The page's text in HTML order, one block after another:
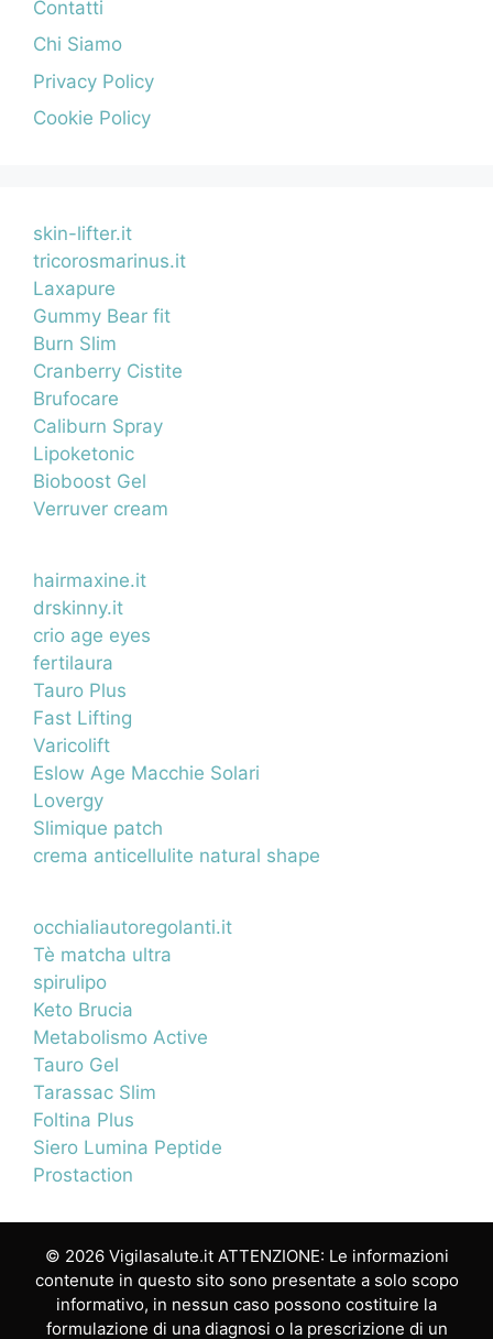
Contatti
Chi Siamo
Privacy Policy
Cookie Policy
skin-lifter.it
tricorosmarinus.it
Laxapure
Gummy Bear fit
Burn Slim
Cranberry Cistite
Brufocare
Caliburn Spray
Lipoketonic
Bioboost Gel
Verruver cream
hairmaxine.it
drskinny.it
crio age eyes
fertilaura
Tauro Plus
Fast Lifting
Varicolift
Eslow Age Macchie Solari
Lovergy
Slimique patch
crema anticellulite natural shape
occhialiautoregolanti.it
Tè matcha ultra
spirulipo
Keto Brucia
Metabolismo Active
Tauro Gel
Tarassac Slim
Foltina Plus
Siero Lumina Peptide
Prostaction
© 2026 Vigilasalute.it ATTENZIONE: Le informazioni
contenute in questo sito sono presentate a solo scopo
informativo, in nessun caso possono costituire la
formulazione di una diagnosi o la prescrizione di un